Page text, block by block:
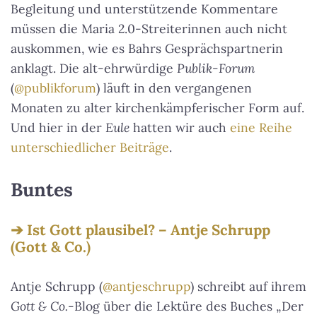
Begleitung und unterstützende Kommentare
müssen die Maria 2.0-Streiterinnen auch nicht
auskommen, wie es Bahrs Gesprächspartnerin
anklagt. Die alt-ehrwürdige Publik-Forum
(@publikforum) läuft in den vergangenen
Monaten zu alter kirchenkämpferischer Form auf.
Und hier in der Eule hatten wir auch eine Reihe
unterschiedlicher Beiträge.
Buntes
Ist Gott plausibel? – Antje Schrupp
(Gott & Co.)
Antje Schrupp (@antjeschrupp) schreibt auf ihrem
Gott & Co.-Blog über die Lektüre des Buches „Der